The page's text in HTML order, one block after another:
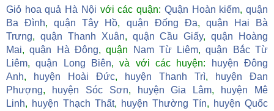
Giỏ hoa quả Hà Nội với các quận: Quận Hoàn kiếm,quận
Ba Đình,quận Tây Hồ, quận Đống Đa, quận Hai Bà
Trưng, quận Thanh Xuân, quận Cầu Giấy,quận Hoàng
Mai, quận Hà Đông, quận Nam Từ Liêm,quận Bắc Từ
Liêm,quận Long Biên, và với các huyện:
huyện Đông
Anh, huyện Hoài Đức, huyện Thanh Trì,
huyện Đan
Phượng, huyện Sóc Sơn, huyện Gia Lâm,
huyện Mê
Linh, huyện Thạch Thất, huyện Thường Tín, huyện Quốc